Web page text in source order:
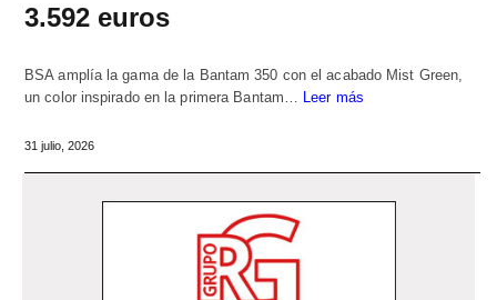
3.592 euros
BSA amplía la gama de la Bantam 350 con el acabado Mist Green,
un color inspirado en la primera Bantam…
Leer más
31 julio, 2026